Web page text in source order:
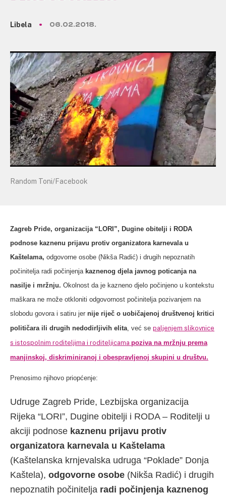
Libela 06.02.2018.
Random Toni/Facebook
Zagreb Pride, organizacija “LORI”, Dugine obitelji i RODA
podnose kaznenu prijavu protiv organizatora karnevala u
Kaštelama​, ​odgovorne osobe (Nikša Radić) i drugih​ ​nepoznatih
počinitelja radi počinjenja kaznenog djela javnog poticanja na
nasilje i​ ​mržnju. Okolnost da je kazneno djelo počinjeno u kontekstu
maškara ne može otkloniti odgovornost počinitelja pozivanjem na
slobodu govora i satiru jer nije riječ o uobičajenoj društvenoj kritici
političara ili drugih nedodirljivih elita , već se paljenjem slikovnice
s istospolnim roditeljima i roditeljicama poziva na mržnju prema
manjinskoj, diskriminiranoj i obespravljenoj skupini u društvu.
Prenosimo njihovo priopćenje:
Udruge Zagreb Pride, Lezbijska organizacija
Rijeka “LORI”, Dugine obitelji i RODA – Roditelji u
akciji podnose kaznenu prijavu protiv
organizatora karnevala u Kaštelama
(Kaštelanska krnjevalska udruga “Poklade” Donja
Kaštela), odgovorne osobe (Nikša Radić) i drugih
nepoznatih počinitelja radi počinjenja kaznenog